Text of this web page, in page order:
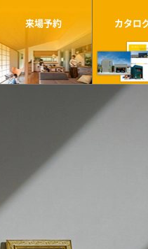
来場予約 カタロ